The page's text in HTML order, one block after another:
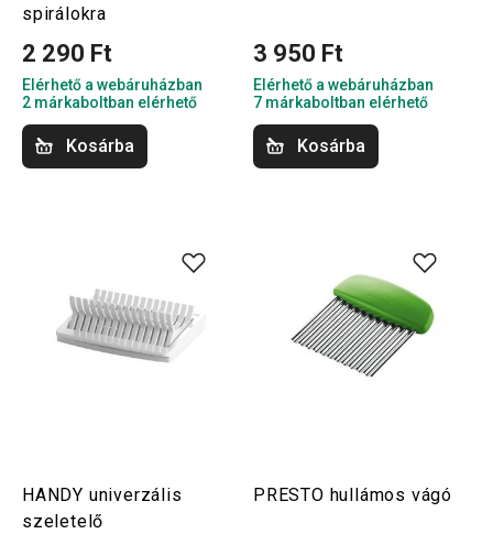
spirálokra
2 290 Ft
Elérhető a webáruházban
2 márkaboltban elérhető
Kosárba
3 950 Ft
Elérhető a webáruházban
7 márkaboltban elérhető
Kosárba
HANDY univerzális
szeletelő
PRESTO hullámos vágó